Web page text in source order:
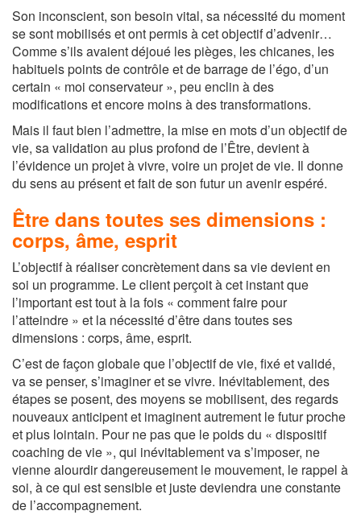
Son inconscient, son besoin vital, sa nécessité du moment
se sont mobilisés et ont permis à cet objectif d’advenir…
Comme s’ils avaient déjoué les pièges, les chicanes, les
habituels points de contrôle et de barrage de l’égo, d’un
certain « moi conservateur », peu enclin à des
modifications et encore moins à des transformations.
Mais il faut bien l’admettre, la mise en mots d’un objectif de
vie, sa validation au plus profond de l’Être, devient à
l’évidence un projet à vivre, voire un projet de vie. Il donne
du sens au présent et fait de son futur un avenir espéré.
Être dans toutes ses dimensions :
corps, âme, esprit
L’objectif à réaliser concrètement dans sa vie devient en
soi un programme. Le client perçoit à cet instant que
l’important est tout à la fois « comment faire pour
l’atteindre » et la nécessité d’être dans toutes ses
dimensions : corps, âme, esprit.
C’est de façon globale que l’objectif de vie, fixé et validé,
va se penser, s’imaginer et se vivre. Inévitablement, des
étapes se posent, des moyens se mobilisent, des regards
nouveaux anticipent et imaginent autrement le futur proche
et plus lointain. Pour ne pas que le poids du « dispositif
coaching de vie », qui inévitablement va s’imposer, ne
vienne alourdir dangereusement le mouvement, le rappel à
soi, à ce qui est sensible et juste deviendra une constante
de l’accompagnement.